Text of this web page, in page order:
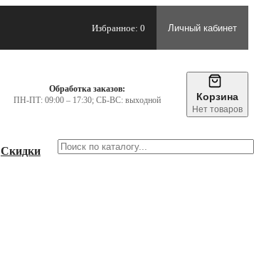
Избранное: 0 Личный кабинет
Обработка заказов:
ПН-ПТ: 09:00 – 17:30; СБ-ВС: выходной
Корзина
Нет товаров
Скидки